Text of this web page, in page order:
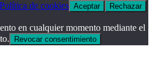
Política de cookies Aceptar Rechazar
en cualquier momento mediante el
Revocar consentimiento